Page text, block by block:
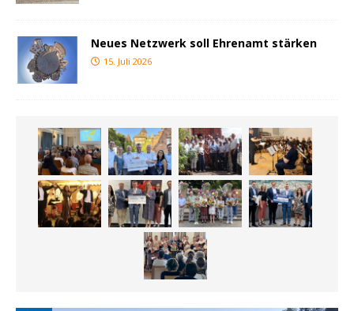
Neues Netzwerk soll Ehrenamt stärken
15. Juli 2026